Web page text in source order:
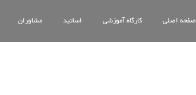
صفحه اصلی کارگاه آموزشی اساتید مشاوران